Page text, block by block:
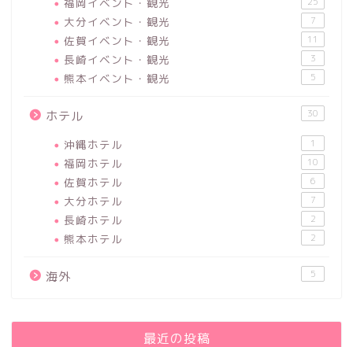
大分イベント・観光 7
佐賀イベント・観光 11
長崎イベント・観光 3
熊本イベント・観光 5
ホテル 30
沖縄ホテル 1
福岡ホテル 10
佐賀ホテル 6
大分ホテル 7
長崎ホテル 2
熊本ホテル 2
海外 5
最近の投稿